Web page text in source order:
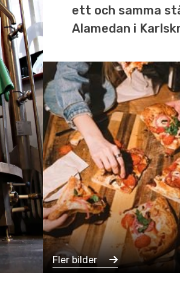
ett och samma
Alamedan i
Fler bilder